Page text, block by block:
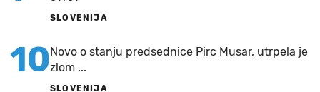
SLOVENIJA
10Novo o stanju predsednice Pirc Musar, utrpela je
zlom ...
SLOVENIJA